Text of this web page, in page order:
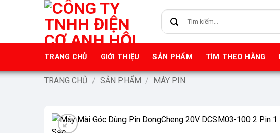
dung
Tìm
kiếm:
TRANG CHỦ GIỚI THIỆU SẢN PHẨM TÌM THEO HÃNG
TRANG CHỦ / SẢN PHẨM / MÁY PIN